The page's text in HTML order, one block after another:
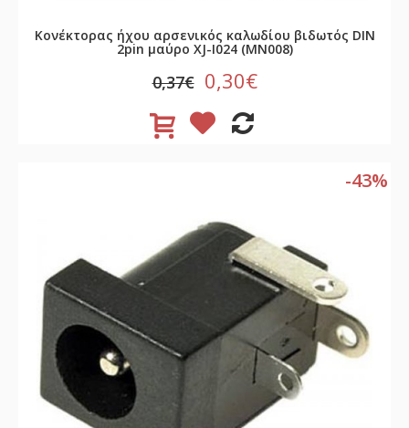
Κονέκτορας ήχου αρσενικός καλωδίου βιδωτός DIN
2pin μαύρο XJ-I024 (MN008)
0,37€ 0,30€
-43%